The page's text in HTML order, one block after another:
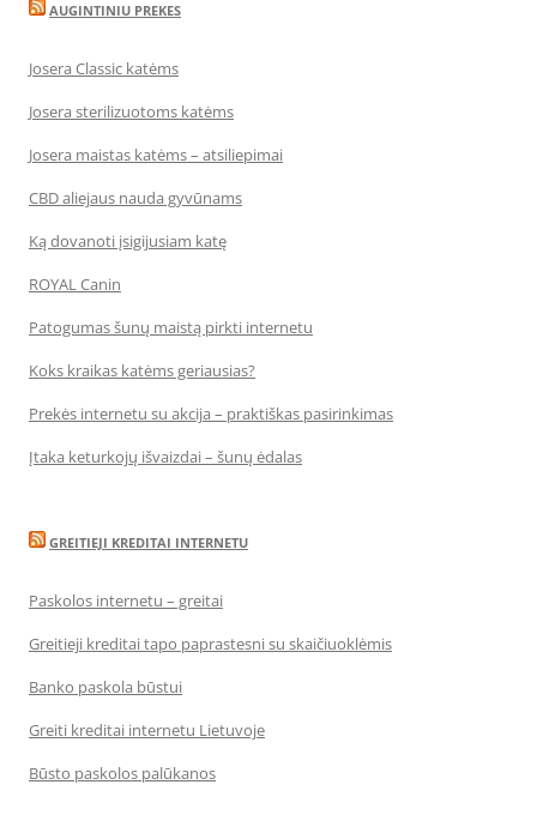
AUGINTINIU PREKES
Josera Classic katėms
Josera sterilizuotoms katėms
Josera maistas katėms – atsiliepimai
CBD aliejaus nauda gyvūnams
Ką dovanoti įsigijusiam katę
ROYAL Canin
Patogumas šunų maistą pirkti internetu
Koks kraikas katėms geriausias?
Prekės internetu su akcija – praktiškas pasirinkimas
Įtaka keturkojų išvaizdai – šunų ėdalas
GREITIEJI KREDITAI INTERNETU
Paskolos internetu – greitai
Greitieji kreditai tapo paprastesni su skaičiuoklėmis
Banko paskola būstui
Greiti kreditai internetu Lietuvoje
Būsto paskolos palūkanos